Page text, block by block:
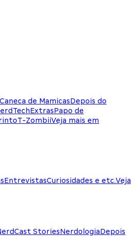
Caneca de MamicasDepois do
ExtrasPapo de
T-ZombiiVeja mais em
EntrevistasCuriosidades e etc.Veja
StoriesNerdologiaDepois